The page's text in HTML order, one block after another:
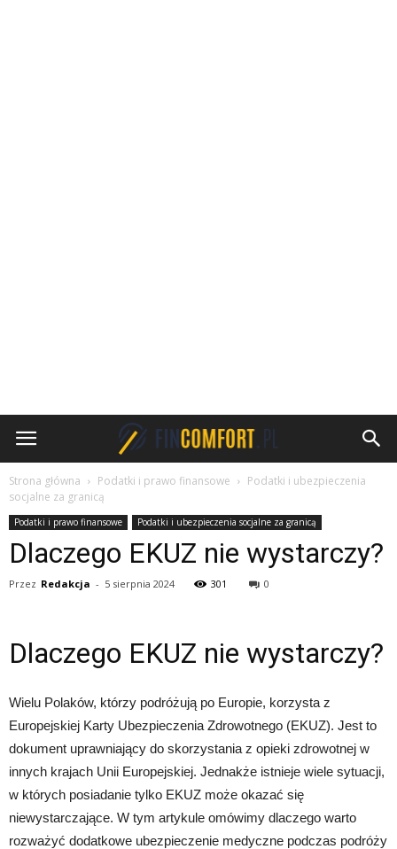
FinComfort.pl
Strona główna Podatki i prawo finansowe
Podatki i ubezpieczenia
socjalne za granicą
Podatki i prawo finansowe Podatki i ubezpieczenia socjalne za granicą
Dlaczego EKUZ nie wystarczy?
Przez Redakcja - 5 sierpnia 2024 301 0
Dlaczego EKUZ nie wystarczy?
Wielu Polaków, którzy podróżują po Europie, korzysta z
Europejskiej Karty Ubezpieczenia Zdrowotnego (EKUZ). Jest to
dokument uprawniający do skorzystania z opieki zdrowotnej w
innych krajach Unii Europejskiej. Jednakże istnieje wiele sytuacji,
w których posiadanie tylko EKUZ może okazać się
niewystarczające. W tym artykule omówimy dlaczego warto
rozważyć dodatkowe ubezpieczenie medyczne podczas podróży